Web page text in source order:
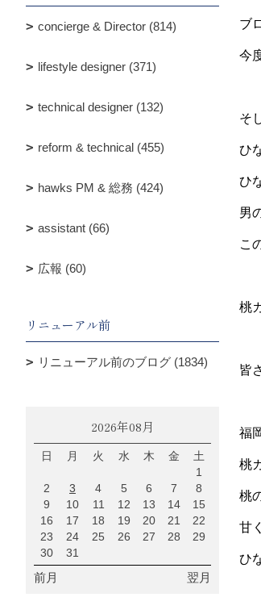
ブ
今
そ
ひ
ひ
男
こ
桃
皆
福
桃
桃
甘
ひ
concierge & Director (814)
lifestyle designer (371)
technical designer (132)
reform & technical (455)
hawks PM & 総務 (424)
assistant (66)
広報 (60)
リニューアル前
リニューアル前のブログ (1834)
2026年08月
日 月 火 水 木 金
土
1
2
3 4 5 6 7
8
9
10 11 12 13 14
15
16
17 18 19 20 21
22
23
24 25 26 27 28
29
30
31
前月 翌月